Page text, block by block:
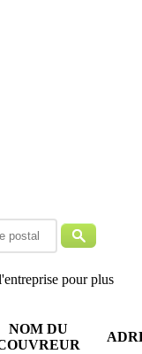
pour plus
NOM DU